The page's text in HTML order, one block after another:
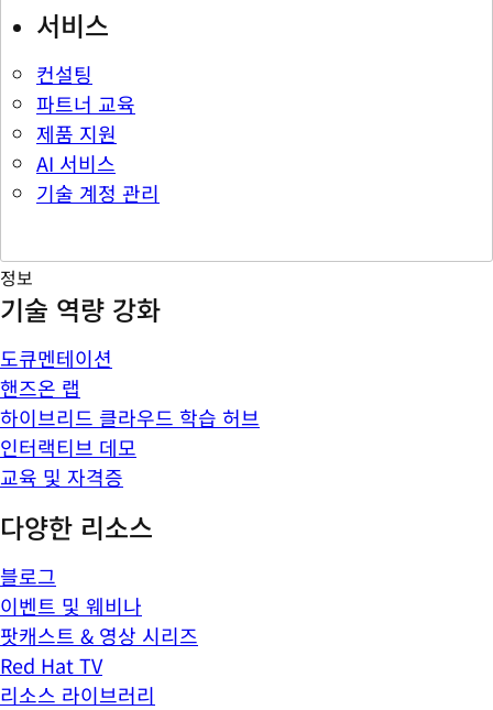
서비스
컨설팅
파트너 교육
제품 지원
AI 서비스
기술 계정 관리
정보
기술 역량 강화
도큐멘테이션
핸즈온 랩
하이브리드 클라우드 학습 허브
인터랙티브 데모
교육 및 자격증
다양한 리소스
블로그
이벤트 및 웨비나
팟캐스트 & 영상 시리즈
Red Hat TV
리소스 라이브러리